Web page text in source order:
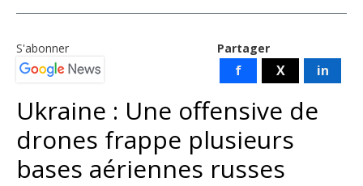
Partager
f X in
S'abonner
Ukraine : Une offensive de
drones frappe plusieurs
bases aériennes russes